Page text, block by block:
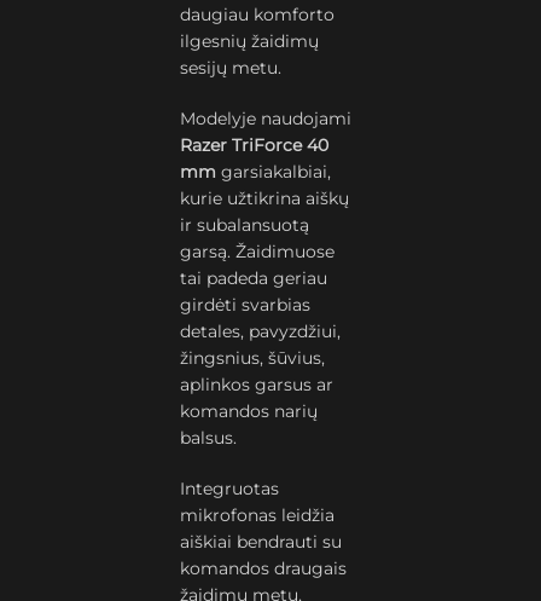
daugiau komforto
ilgesnių žaidimų
sesijų metu.
Modelyje naudojami
Razer TriForce 40
mm garsiakalbiai,
kurie užtikrina aiškų
ir subalansuotą
garsą. Žaidimuose
tai padeda geriau
girdėti svarbias
detales, pavyzdžiui,
žingsnius, šūvius,
aplinkos garsus ar
komandos narių
balsus.
Integruotas
mikrofonas leidžia
aiškiai bendrauti su
komandos draugais
žaidimų metu,